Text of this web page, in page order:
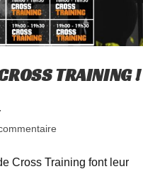
TRAINING !
Cross Training font leur